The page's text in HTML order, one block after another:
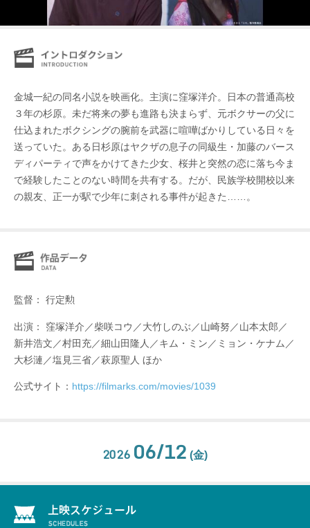
金城一紀の同名小説を映画化。主演に窪塚洋介。日本の普通高校
３年の杉原。未だ将来の夢も進路も決まらず、元ボクサーの父に
仕込まれたボクシングの腕前を武器に喧嘩ばかりしている日々を
送っていた。ある日杉原はヤクザの息子の同級生・加藤のバース
ディパーティで声をかけてきた少女、桜井と突然の恋に落ち今ま
で経験したことのない時間を共有する。だが、民族学校開校以来
の親友、正一が駅で少年に刺される事件が起きた……。
監督： 行定勲
出演： 窪塚洋介／柴咲コウ／大竹しのぶ／山崎努／山本太郎／
新井浩文／村田充／細山田隆人／キム・ミン／ミョン・ケナム／
大杉漣／塩見三省／萩原聖人 ほか
公式サイト： https://filmarks.com/movies/1039
2026 06/12 (金)